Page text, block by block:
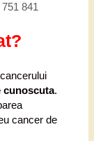
841
cunoscuta.
cancer de